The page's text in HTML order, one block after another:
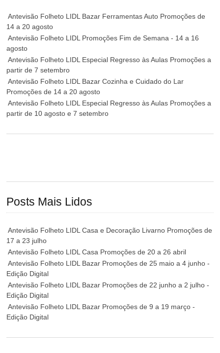
Antevisão Folheto LIDL Bazar Ferramentas Auto Promoções de
14 a 20 agosto
Antevisão Folheto LIDL Promoções Fim de Semana - 14 a 16
agosto
Antevisão Folheto LIDL Especial Regresso às Aulas Promoções a
partir de 7 setembro
Antevisão Folheto LIDL Bazar Cozinha e Cuidado do Lar
Promoções de 14 a 20 agosto
Antevisão Folheto LIDL Especial Regresso às Aulas Promoções a
partir de 10 agosto e 7 setembro
Posts Mais Lidos
Antevisão Folheto LIDL Casa e Decoração Livarno Promoções de
17 a 23 julho
Antevisão Folheto LIDL Casa Promoções de 20 a 26 abril
Antevisão Folheto LIDL Bazar Promoções de 25 maio a 4 junho -
Edição Digital
Antevisão Folheto LIDL Bazar Promoções de 22 junho a 2 julho -
Edição Digital
Antevisão Folheto LIDL Bazar Promoções de 9 a 19 março -
Edição Digital